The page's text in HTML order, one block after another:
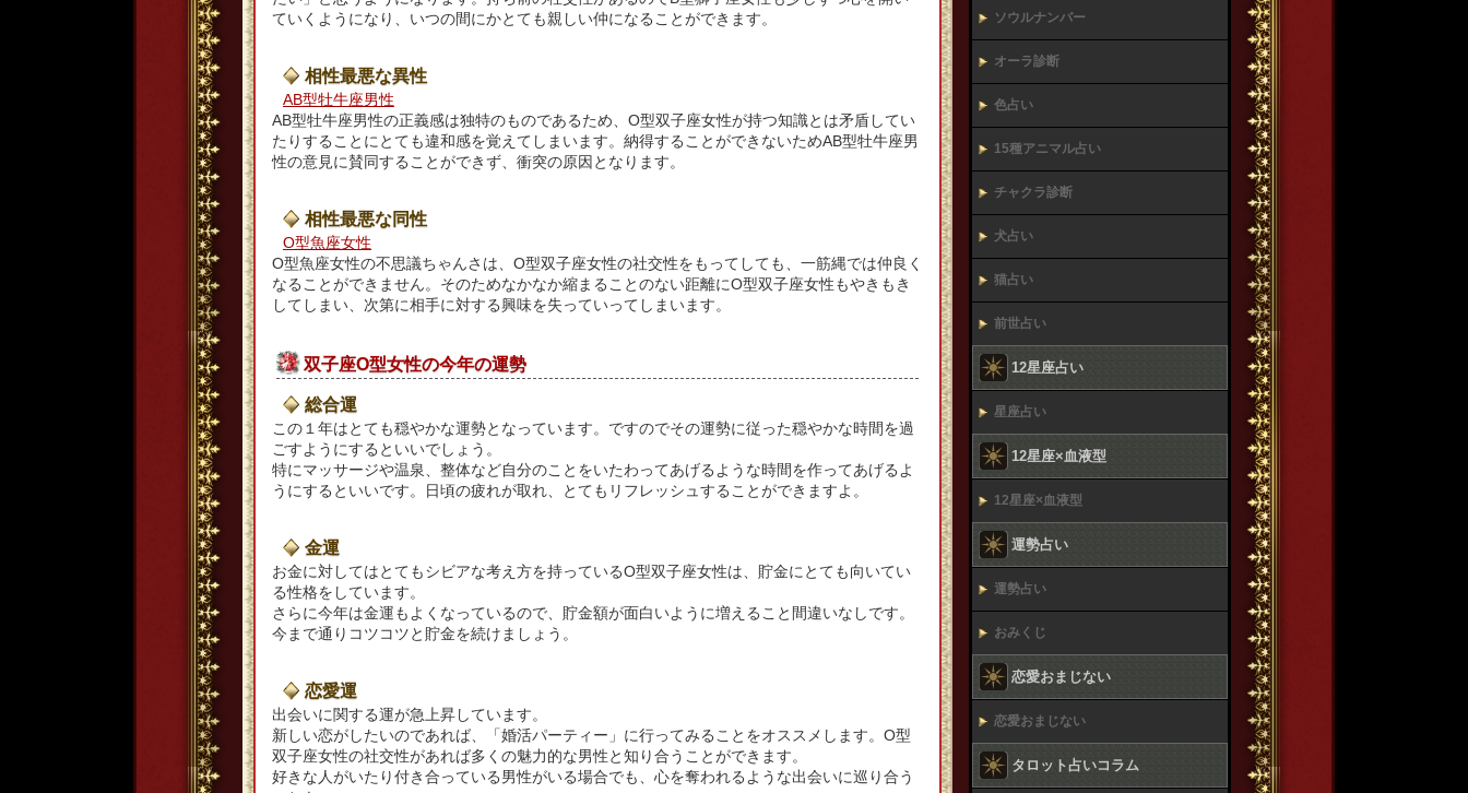
ていくようになり、いつの間にかとても親しい仲になることができます。
相性最悪な異性
AB型牡牛座男性
AB型牡牛座男性の正義感は独特のものであるため、O型双子座女性が持つ知識とは矛盾してい
たりすることにとても違和感を覚えてしまいます。納得することができないためAB型牡牛座男
性の意見に賛同することができず、衝突の原因となります。
相性最悪な同性
O型魚座女性
O型魚座女性の不思議ちゃんさは、O型双子座女性の社交性をもってしても、一筋縄では仲良く
なることができません。そのためなかなか縮まることのない距離にO型双子座女性もやきもき
してしまい、次第に相手に対する興味を失っていってしまいます。
双子座O型女性の今年の運勢
総合運
この１年はとても穏やかな運勢となっています。ですのでその運勢に従った穏やかな時間を過
ごすようにするといいでしょう。
特にマッサージや温泉、整体など自分のことをいたわってあげるような時間を作ってあげるよ
うにするといいです。日頃の疲れが取れ、とてもリフレッシュすることができますよ。
金運
お金に対してはとてもシビアな考え方を持っているO型双子座女性は、貯金にとても向いてい
る性格をしています。
さらに今年は金運もよくなっているので、貯金額が面白いように増えること間違いなしです。
今まで通りコツコツと貯金を続けましょう。
恋愛運
出会いに関する運が急上昇しています。
新しい恋がしたいのであれば、「婚活パーティー」に行ってみることをオススメします。O型
双子座女性の社交性があれば多くの魅力的な男性と知り合うことができます。
好きな人がいたり付き合っている男性がいる場合でも、心を奪われるような出会いに巡り合う
ソウルナンバー
オーラ診断
色占い
15種アニマル占い
チャクラ診断
犬占い
猫占い
前世占い
12星座占い
星座占い
12星座×血液型
12星座×血液型
運勢占い
運勢占い
おみくじ
恋愛おまじない
恋愛おまじない
タロット占いコラム